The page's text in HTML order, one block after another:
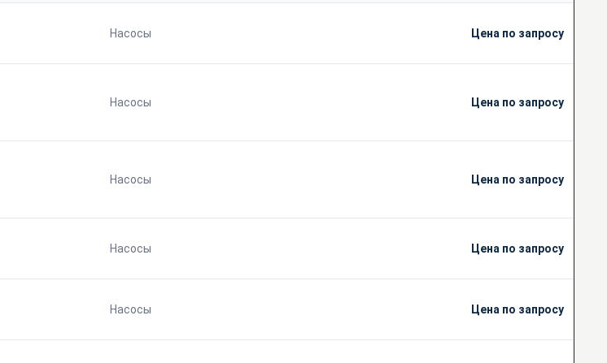
Насосы Цена по запросу
Насосы Цена по запросу
Насосы Цена по запросу
Насосы Цена по запросу
Насосы Цена по запросу